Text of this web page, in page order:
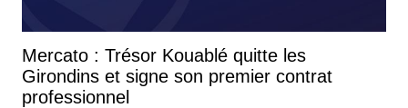
Mercato : Trésor Kouablé quitte les
Girondins et signe son premier contrat
professionnel